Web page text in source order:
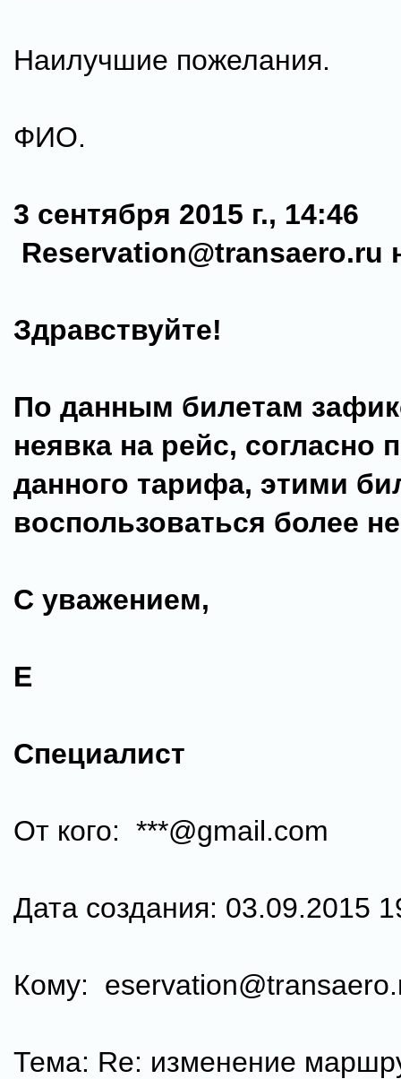
Наилучшие пожелания.
ФИО.
3 сентября 2015 г., 14:46
Reservation@transaero.ru
Здравствуйте!
По данным билетам
неявка на рейс, согласно
данного тарифа, этими
воспользоваться более
С уважением,
Е
Специалист
От кого: ***@gmail.com
Дата создания: 03.09.2015
Кому:
Тема: Re: изменение